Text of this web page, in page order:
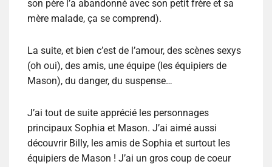
son père l’a abandonné avec son petit frère et sa
mère malade, ça se comprend).
La suite, et bien c’est de l’amour, des scènes sexys
(oh oui), des amis, une équipe (les équipiers de
Mason), du danger, du suspense…
J’ai tout de suite apprécié les personnages
principaux Sophia et Mason. J’ai aimé aussi
découvrir Billy, les amis de Sophia et surtout les
équipiers de Mason ! J’ai un gros coup de coeur